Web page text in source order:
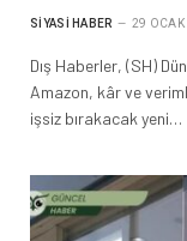
SIYASI HABER 29
Dış Haberler, (SH)
Amazon, kâr ve
işsiz bırakacak yeni…